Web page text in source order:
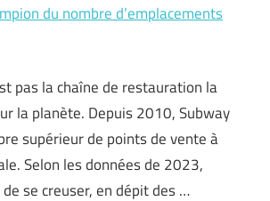
du nombre d’emplacements
pas la chaîne de restauration la
la planète. Depuis 2010, Subway
supérieur de points de vente à
Selon les données de 2023,
se creuser, en dépit des …